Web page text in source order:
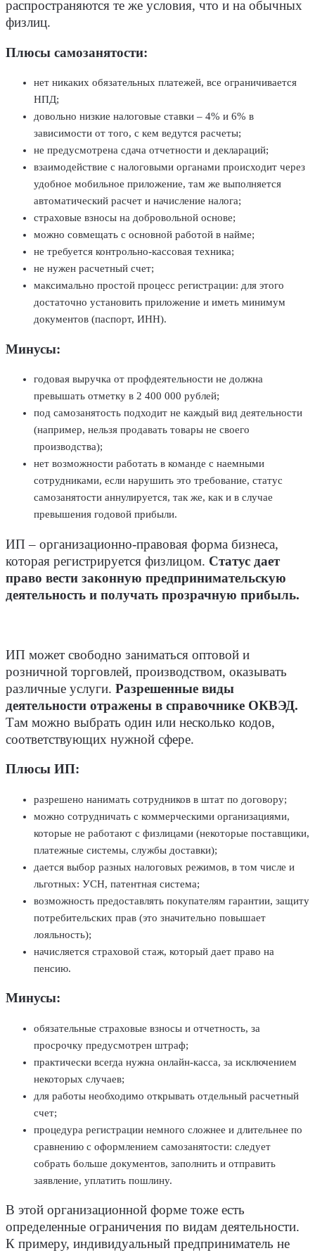
распространяются те же условия, что и на обычных
физлиц.
Плюсы самозанятости:
нет никаких обязательных платежей, все ограничивается
НПД;
довольно низкие налоговые ставки – 4% и 6% в
зависимости от того, с кем ведутся расчеты;
не предусмотрена сдача отчетности и деклараций;
взаимодействие с налоговыми органами происходит через
удобное мобильное приложение, там же выполняется
автоматический расчет и начисление налога;
страховые взносы на добровольной основе;
можно совмещать с основной работой в найме;
не требуется контрольно-кассовая техника;
не нужен расчетный счет;
максимально простой процесс регистрации: для этого
достаточно установить приложение и иметь минимум
документов (паспорт, ИНН).
Минусы:
годовая выручка от профдеятельности не должна
превышать отметку в 2 400 000 рублей;
под самозанятость подходит не каждый вид деятельности
(например, нельзя продавать товары не своего
производства);
нет возможности работать в команде с наемными
сотрудниками, если нарушить это требование, статус
самозанятости аннулируется, так же, как и в случае
превышения годовой прибыли.
ИП – организационно-правовая форма бизнеса,
которая регистрируется физлицом. Статус дает
право вести законную предпринимательскую
деятельность и получать прозрачную прибыль.
ИП может свободно заниматься оптовой и
розничной торговлей, производством, оказывать
различные услуги. Разрешенные виды
деятельности отражены в справочнике ОКВЭД.
Там можно выбрать один или несколько кодов,
соответствующих нужной сфере.
Плюсы ИП:
разрешено нанимать сотрудников в штат по договору;
можно сотрудничать с коммерческими организациями,
которые не работают с физлицами (некоторые поставщики,
платежные системы, службы доставки);
дается выбор разных налоговых режимов, в том числе и
льготных: УСН, патентная система;
возможность предоставлять покупателям гарантии, защиту
потребительских прав (это значительно повышает
лояльность);
начисляется страховой стаж, который дает право на
пенсию.
Минусы:
обязательные страховые взносы и отчетность, за
просрочку предусмотрен штраф;
практически всегда нужна онлайн-касса, за исключением
некоторых случаев;
для работы необходимо открывать отдельный расчетный
счет;
процедура регистрации немного сложнее и длительнее по
сравнению с оформлением самозанятости: следует
собрать больше документов, заполнить и отправить
заявление, уплатить пошлину.
В этой организационной форме тоже есть
определенные ограничения по видам деятельности.
К примеру, индивидуальный предприниматель не